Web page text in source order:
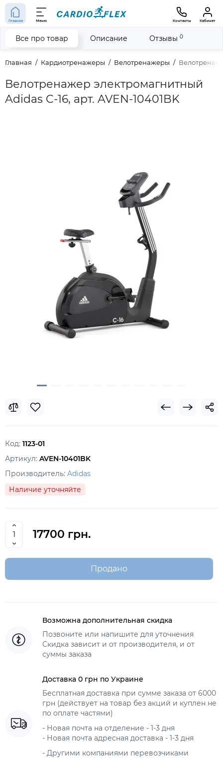
Главная Меню Контакты Кабинет
Главная Кардиотренажеры Велотренажеры
Велотренажер электромагнитный
Adidas C-16, арт. AVEN-10401BK
Все про товар Описание Отзывы 0
Код: 1123-01
Артикул: AVEN-10401BK
Производитель: Adidas
Наличие уточняйте
17700 грн.
Продано
Возможна дополнительная скидка
Позвоните или напишите для уточнения
Скидка зависит и от производителя, и от
суммы заказа
Доставка 0 грн по Украине
Бесплатная доставка при сумме заказа от 6000
грн (действует на товар без акций и куплен не
по оплате частями)
- Новая почта на отделение - 1-3 дня
- Новая почта адресная доставка - 1-3 дня
- Другими компаниями перевозчиками